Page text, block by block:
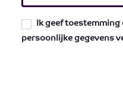
Ik geef toestemming
persoonlijke gegevens